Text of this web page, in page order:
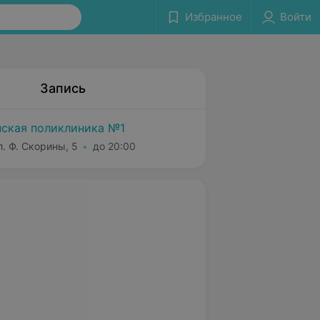
Избранное Войти
Запись
поликлиника №1
Ф. Скорины, 5 до 20:00